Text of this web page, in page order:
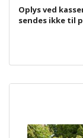
Oplys ved
sendes ikke til